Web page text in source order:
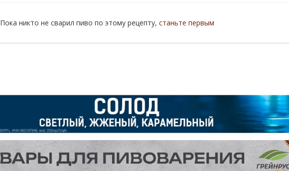
Пока никто не сварил пиво по этому рецепту,станьте первым